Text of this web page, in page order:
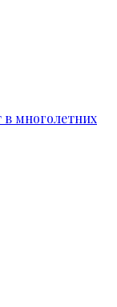
многолетних